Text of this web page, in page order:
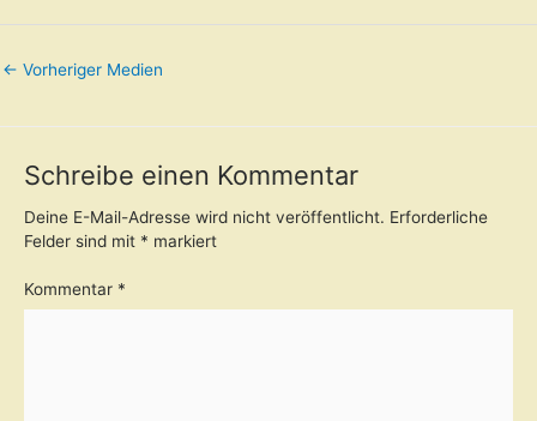
← Vorheriger Medien
Schreibe einen Kommentar
Deine E-Mail-Adresse wird nicht veröffentlicht. Erforderliche
Felder sind mit * markiert
Kommentar *